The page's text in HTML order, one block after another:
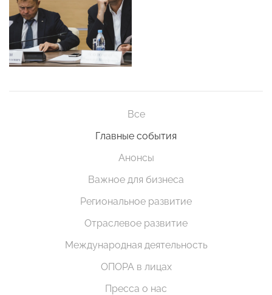
Все
Главные события
Анонсы
Важное для бизнеса
Региональное развитие
Отраслевое развитие
Международная деятельность
ОПОРА в лицах
Пресса о нас